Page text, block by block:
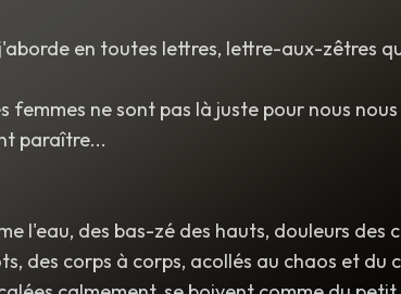
en toutes lettres, lettre-aux-zêtres
femmes ne sont pas là juste pour nous
paraître...
l'eau, des bas-zé des hauts, douleurs des
des corps à corps, acollés au chaos et du